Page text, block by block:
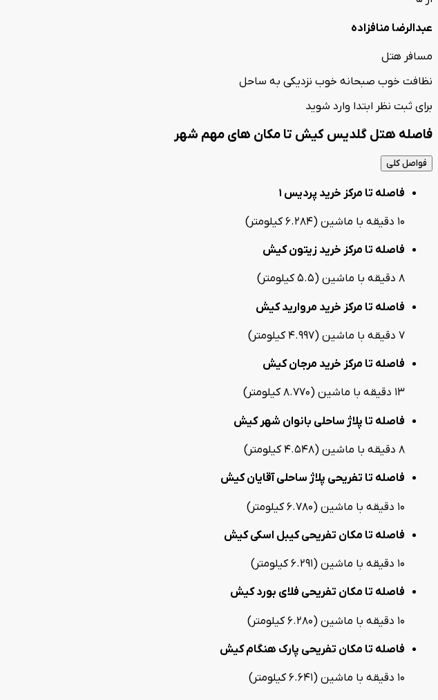
عبدالرضا منافزاده
مسافر هتل
نظافت خوب صبحانه خوب نزدیکی به ساحل
برای ثبت نظر ابتدا وارد شوید
فاصله هتل گلدیس کیش تا مکان های مهم شهر
فواصل کلی
فاصله تا مرکز خرید پردیس 1
10 دقیقه با ماشین (6.284 کیلومتر)
فاصله تا مرکز خرید زیتون کیش
8 دقیقه با ماشین (5.5 کیلومتر)
فاصله تا مرکز خرید مروارید کیش
7 دقیقه با ماشین (4.997 کیلومتر)
فاصله تا مرکز خرید مرجان کیش
13 دقیقه با ماشین (8.770 کیلومتر)
فاصله تا پلاژ ساحلی بانوان شهر کیش
8 دقیقه با ماشین (4.548 کیلومتر)
فاصله تا تفریحی پلاژ ساحلی آقایان کیش
10 دقیقه با ماشین (6.780 کیلومتر)
فاصله تا مکان تفریحی کیبل اسکی کیش
10 دقیقه با ماشین (6.291 کیلومتر)
فاصله تا مکان تفریحی فلای بورد کیش
10 دقیقه با ماشین (6.280 کیلومتر)
فاصله تا مکان تفریحی پارک هنگام کیش
10 دقیقه با ماشین (6.641 کیلومتر)